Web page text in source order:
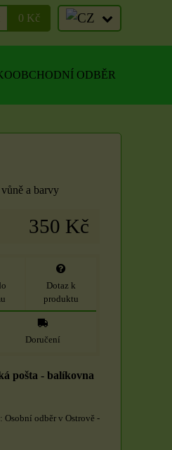
0 Kč
ODBĚR
a barvy
350 Kč
Dotaz k
produktu
Doručení
pošta - balíkovna
Osobní odběr v Ostrově -